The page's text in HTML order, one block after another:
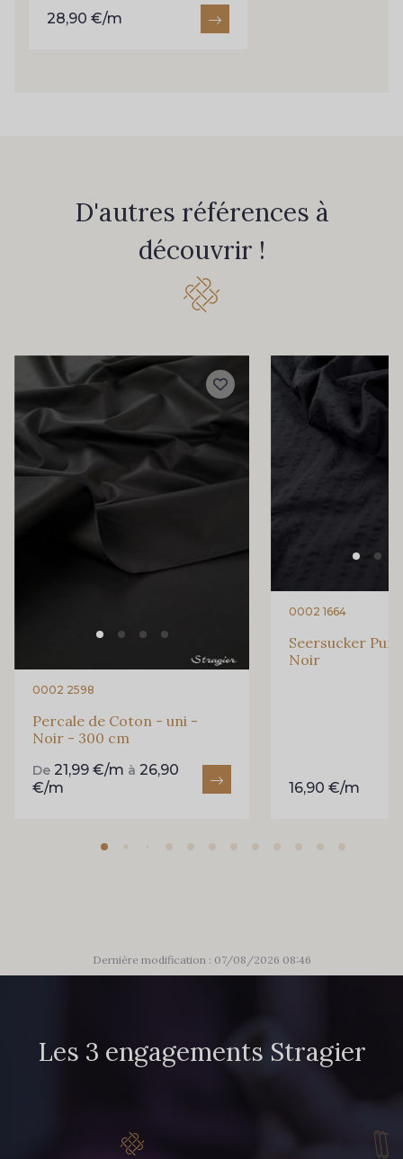
28,90 €/m
D'autres références à
découvrir !
0002 2598
Percale de Coton - uni -
Noir - 300 cm
De 21,99 €/m à 26,90
€/m
0002 1664
Seersucker Pur
Noir
16,90 €/m
Dernière modification : 07/08/2026 08:46
Les 3 engagements Stragier